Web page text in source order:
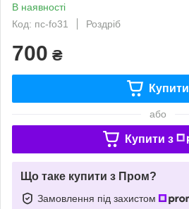
В наявності
Код: пс-fo31
Роздріб
700 ₴
Купити
або
Купити з
Що таке купити з Пром?
Замовлення під захистом